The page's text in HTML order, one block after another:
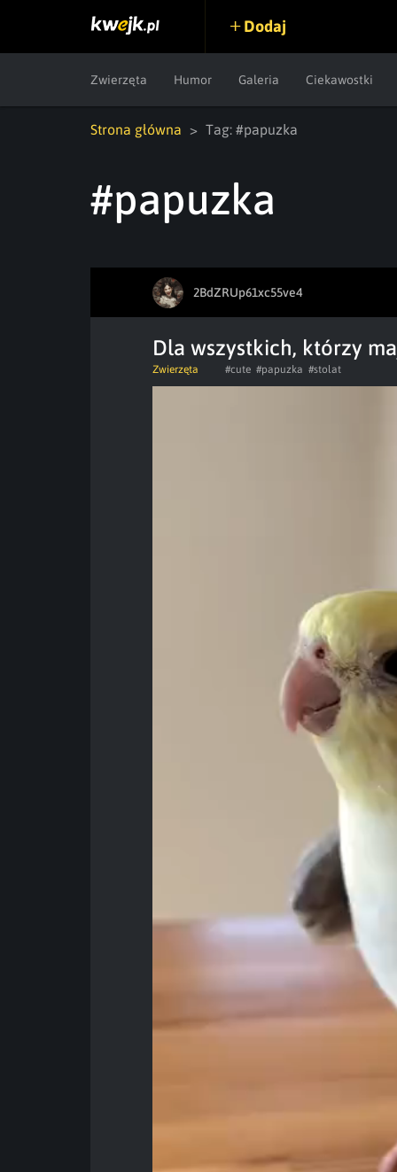
Dodaj
Zwierzęta Humor Galeria Ciekawostki
Strona główna Tag: #papuzka
#papuzka
2BdZRUp61xc55ve4
Dla wszystkich, którzy
Zwierzęta #cute #papuzka #stolat